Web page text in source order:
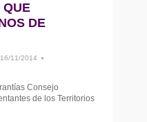
QUE
DE
16/11/2014
Consejo
de los Territorios